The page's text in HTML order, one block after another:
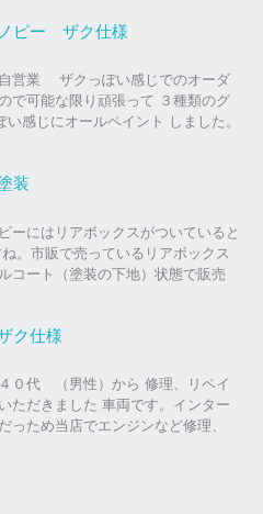
ピー ザク仕様
業 ザクっぽい感じでのオーダ
で可能な限り頑張って ３種類のグ
感じにオールペイント しました。
装
ーにはリアボックスがついていると
。市販で売っているリアボックス
コート（塗装の下地）状態で販売
ク仕様
０代 （男性）から 修理、リペイ
ただきました 車両です。インター
っため当店でエンジンなど修理、